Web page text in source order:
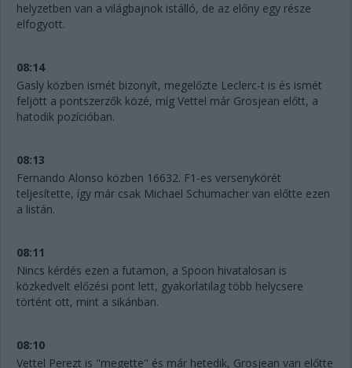
helyzetben van a világbajnok istálló, de az előny egy része
elfogyott.
08:14
Gasly közben ismét bizonyít, megelőzte Leclerc-t is és ismét
feljött a pontszerzők közé, míg Vettel már Grosjean előtt, a
hatodik pozícióban.
08:13
Fernando Alonso közben 16632. F1-es versenykörét
teljesítette, így már csak Michael Schumacher van előtte ezen
a listán.
08:11
Nincs kérdés ezen a futamon, a Spoon hivatalosan is
közkedvelt előzési pont lett, gyakorlatilag több helycsere
történt ott, mint a sikánban.
08:10
Vettel Perezt is "megette" és már hetedik, Grosjean van előtte